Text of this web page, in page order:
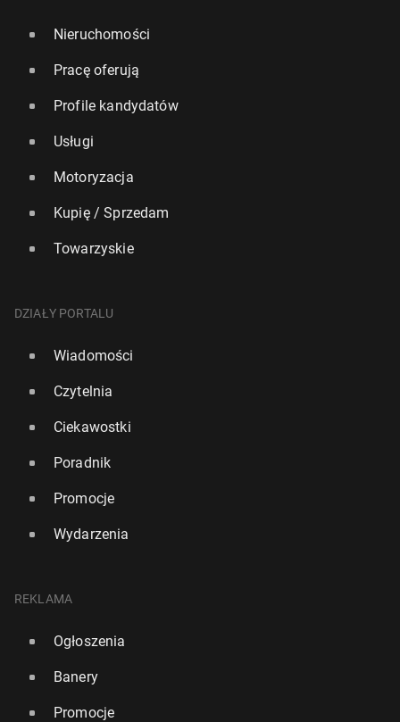
Nieruchomości
Pracę oferują
Profile kandydatów
Usługi
Motoryzacja
Kupię / Sprzedam
Towarzyskie
DZIAŁY PORTALU
Wiadomości
Czytelnia
Ciekawostki
Poradnik
Promocje
Wydarzenia
REKLAMA
Ogłoszenia
Banery
Promocje